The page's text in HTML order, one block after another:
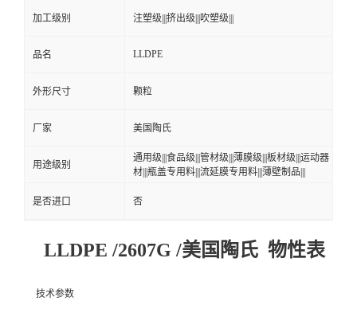
加工级别 注塑级|||挤出级|||吹塑级|||
品名 LLDPE
外形尺寸 颗粒
厂家 美国陶氏
用途级别
通用级|||食品级|||管材级|||薄膜级|||板材级|||运动器
材|||瓶盖专用料|||流延膜专用料|||薄壁制品|||
是否进口 否
LLDPE /2607G /美国陶氏 物性表
技术参数